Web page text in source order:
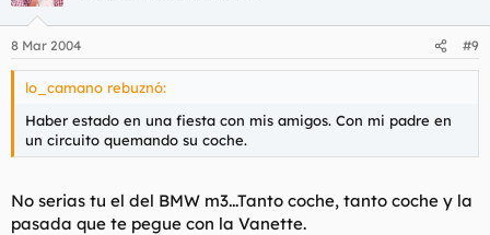
8 Mar 2004 #9
lo_camano rebuznó:
Haber estado en una fiesta con mis amigos. Con mi padre en
un circuito quemando su coche.
No serias tu el del BMW m3...Tanto coche, tanto coche y la
pasada que te pegue con la Vanette.